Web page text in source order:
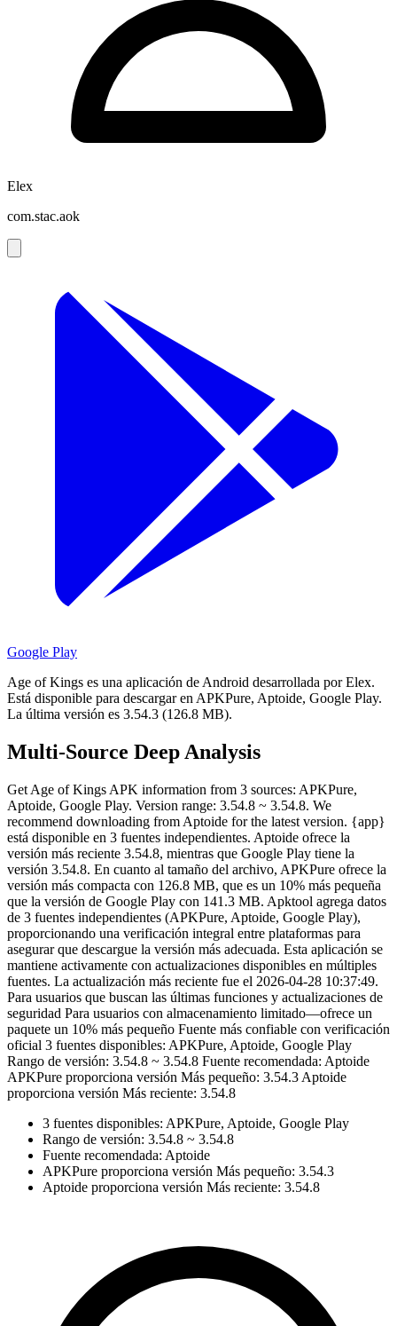
Elex
com.stac.aok
Google Play
Age of Kings es una aplicación de Android desarrollada por Elex.
Está disponible para descargar en APKPure, Aptoide, Google Play.
La última versión es 3.54.3 (126.8 MB).
Multi-Source Deep Analysis
Get Age of Kings APK information from 3 sources: APKPure,
Aptoide, Google Play. Version range: 3.54.8 ~ 3.54.8. We
recommend downloading from Aptoide for the latest version. {app}
está disponible en 3 fuentes independientes. Aptoide ofrece la
versión más reciente 3.54.8, mientras que Google Play tiene la
versión 3.54.8. En cuanto al tamaño del archivo, APKPure ofrece la
versión más compacta con 126.8 MB, que es un 10% más pequeña
que la versión de Google Play con 141.3 MB. Apktool agrega datos
de 3 fuentes independientes (APKPure, Aptoide, Google Play),
proporcionando una verificación integral entre plataformas para
asegurar que descargue la versión más adecuada. Esta aplicación se
mantiene activamente con actualizaciones disponibles en múltiples
fuentes. La actualización más reciente fue el 2026-04-28 10:37:49.
Para usuarios que buscan las últimas funciones y actualizaciones de
seguridad Para usuarios con almacenamiento limitado—ofrece un
paquete un 10% más pequeño Fuente más confiable con verificación
oficial 3 fuentes disponibles: APKPure, Aptoide, Google Play
Rango de versión: 3.54.8 ~ 3.54.8 Fuente recomendada: Aptoide
APKPure proporciona versión Más pequeño: 3.54.3 Aptoide
proporciona versión Más reciente: 3.54.8
3 fuentes disponibles: APKPure, Aptoide, Google Play
Rango de versión: 3.54.8 ~ 3.54.8
Fuente recomendada: Aptoide
APKPure proporciona versión Más pequeño: 3.54.3
Aptoide proporciona versión Más reciente: 3.54.8